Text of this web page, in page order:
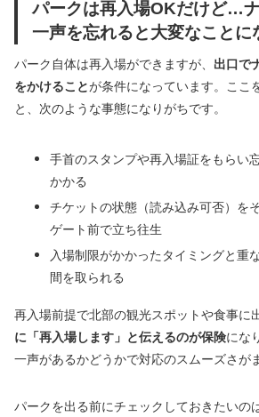
パークは再入場OKだけど…
一声を忘れると大変なことに
パーク自体は再入場ができますが、 出口で
をかけることが条件になっています。ここ
と、次のような事態になりがちです。
手首のスタンプや再入場証をもらい
かかる
チケットの状態（読み込み可否）を
ゲート前で立ち往生
入場制限がかかったタイミングと重
間を取られる
再入場前提で北部の観光スポットや食事に
に「再入場します」と伝えるのが保険にな
一声があるかどうかで対応のスムーズさが
パークを出る前にチェックしておきたいの